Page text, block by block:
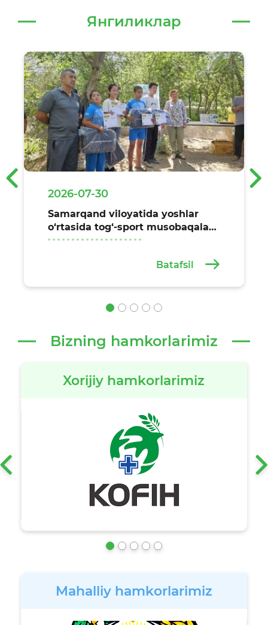
Янгиликлар
2026-07-30
Samarqand viloyatida yoshlar
o‘rtasida tog‘-sport musobaqalari
o‘tkazildi
Batafsil
‹ ›
Bizning hamkorlarimiz
Xorijiy hamkorlarimiz
‹ ›
Mahalliy hamkorlarimiz